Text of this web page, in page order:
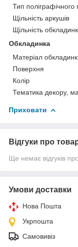
Тип поліграфічного
Щільність аркушів
Щільність
Обкладинка
Матеріал
Поверхня
Колір
Тематика декору,
Приховати
Відгуки про
Ще немає відгуків
Умови доставки
Нова Пошта
Укрпошта
Самовивіз